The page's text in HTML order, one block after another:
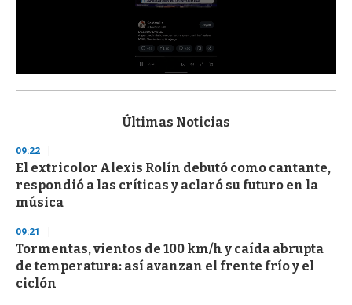
s
d
s
o
f
3
s
e
c
o
n
Últimas Noticias
09:22
El extricolor Alexis Rolín debutó como cantante,
respondió a las críticas y aclaró su futuro en la
música
09:21
Tormentas, vientos de 100 km/h y caída abrupta
de temperatura: así avanzan el frente frío y el
ciclón